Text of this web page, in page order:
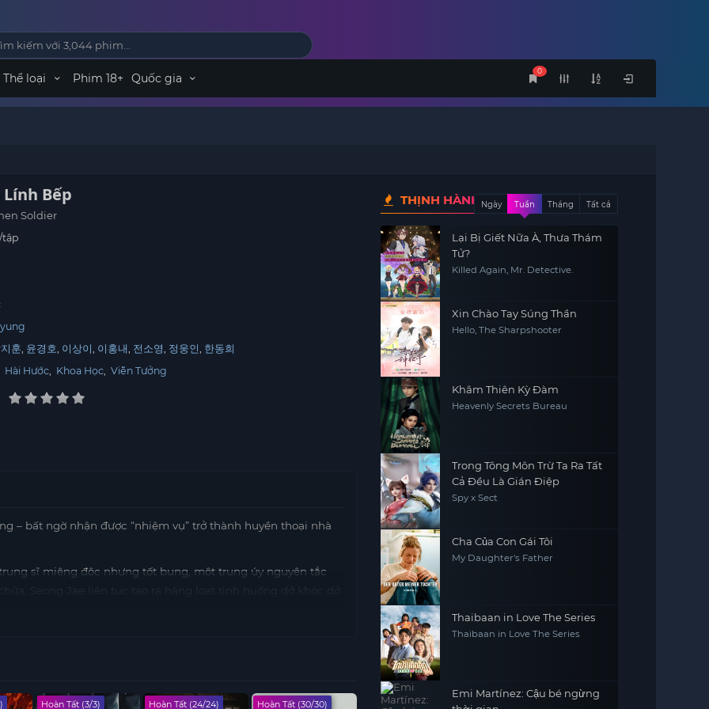
0
Thể loại Phim 18+ Quốc gia
Bếp
Soldier
tập
훈 윤경호 이상이 이홍내 전소영 정웅인 한동희
Hài Hước, Khoa Học, Viễn Tưởng
– bất ngờ nhận được “nhiệm vụ” trở thành huyền thoại nhà
sĩ miệng độc nhưng tốt bụng, một trung úy nguyên tắc
Seong Jae liên tục tạo ra hàng loạt tình huống dở khóc dở
Hoàn Tất (3/3) Hoàn Tất (24/24) Hoàn Tất (30/30) Tập 8 Hoàn Tất (8/8)
THỊNH HÀNHNgày Tuần Tháng Tất cả
Lại Bị Giết Nữa À, Thưa Thám
Tử?
Killed Again, Mr. Detective.
Xin Chào Tay Súng Thần
Hello, The Sharpshooter
Khâm Thiên Kỳ Đàm
Heavenly Secrets Bureau
Trong Tông Môn Trừ Ta Ra Tất
Cả Đều Là Gián Điệp
Spy x Sect
Cha Của Con Gái Tôi
My Daughter's Father
Thaibaan in Love The Series
Thaibaan in Love The Series
Emi Martínez: Cậu bé ngừng